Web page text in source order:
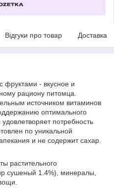
Відгуки про товар Доставка
фруктами - вкусное и
рациону питомца.
источником витаминов
оптимального
потребность
по уникальной
и не содержит сахар.
растительного
сушеный 1.4%), минералы,